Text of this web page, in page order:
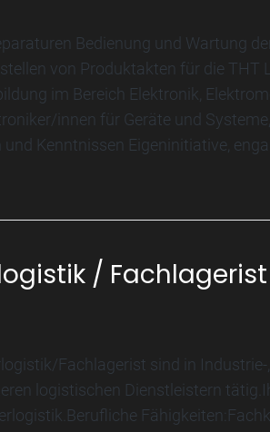
Bedienung und Wartung
von Produktakten für die THT
im Bereich Elektronik,
innen für Geräte und
Kenntnissen Eigeninitiative,
/
Fachlagerist sind in Industrie-
logistischen Dienstleistern